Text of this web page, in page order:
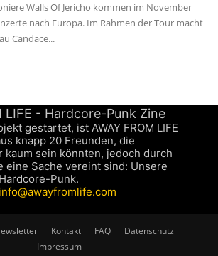
Walls Of Jericho kommen im November
nach Europa. Im Rahmen der Tour macht
Candace...
gestartet, ist AWAY FROM LIFE
knapp 20 Freunden, die
kaum sein könnten, jedoch durch
eine Sache vereint sind: Unsere
Punk.
info@awayfromlife.com
Kontakt FAQ
Datenschutz
Impressum